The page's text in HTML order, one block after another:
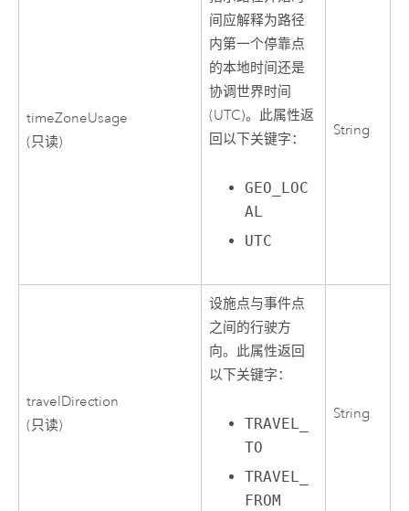
timeZoneUsage
(只读)
间应解释为路径
内第一个停靠点
的本地时间还是
协调世界时间
(UTC)。此属性返
回以下关键字：
GEO_LOC
AL
UTC
String
travelDirection
(只读)
设施点与事件点
之间的行驶方
向。此属性返回
以下关键字：
TRAVEL_
TO
TRAVEL_
FROM
String